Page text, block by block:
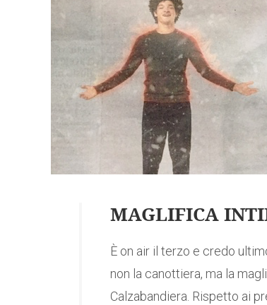
MAGLIFICA
È on air il terzo e credo
non la canottiera, ma la
Calzabandiera. Rispetto ai